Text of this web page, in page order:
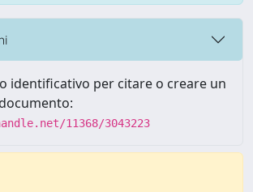
identificativo per citare o creare un
11368/3043223